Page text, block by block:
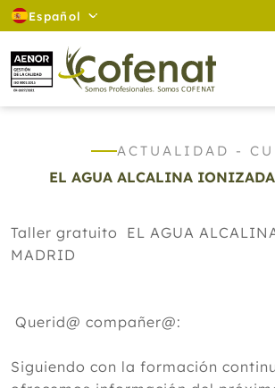
Español
ACTUALIDAD -
EL AGUA ALCALINA
Taller gratuito EL AGUA
MADRID
Querid@ compañer@:
Siguiendo con la formación